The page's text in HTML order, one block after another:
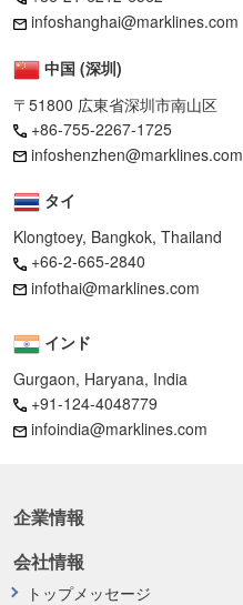
infoshanghai@marklines.com
中国 (深圳)
〒51800 広東省深圳市南山区
+86-755-2267-1725
infoshenzhen@marklines.com
タイ
Klongtoey, Bangkok, Thailand
+66-2-665-2840
infothai@marklines.com
インド
Gurgaon, Haryana, India
+91-124-4048779
infoindia@marklines.com
企業情報
会社情報
トップメッセージ